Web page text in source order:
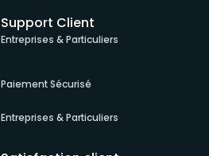
Support Client
Entreprises & Particuliers
Paiement Sécurisé
Entreprises & Particuliers